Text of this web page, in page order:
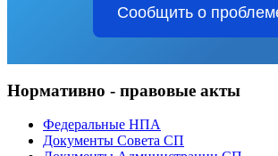
Сообщить о
Нормативно - правовые акты
Федеральные НПА
Документы Совета СП